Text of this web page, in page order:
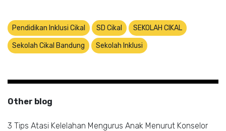
Pendidikan Inklusi Cikal SD Cikal SEKOLAH CIKAL
Sekolah Cikal Bandung Sekolah Inklusi
Other blog
3 Tips Atasi Kelelahan Mengurus Anak Menurut Konselor